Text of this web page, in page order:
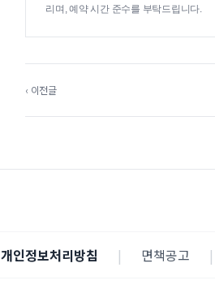
리며, 예약 시간 준수를 부탁드립니다.
‹ 이전글
개인정보처리방침 | 면책공고 |